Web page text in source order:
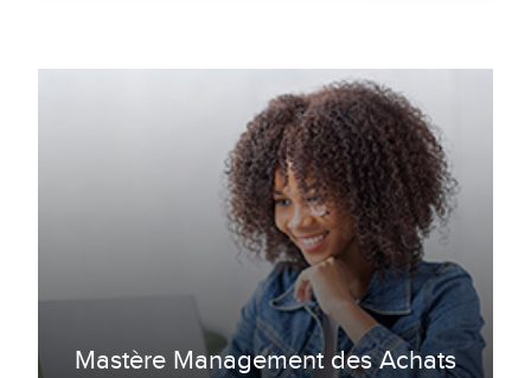
Mastère Management des Achats